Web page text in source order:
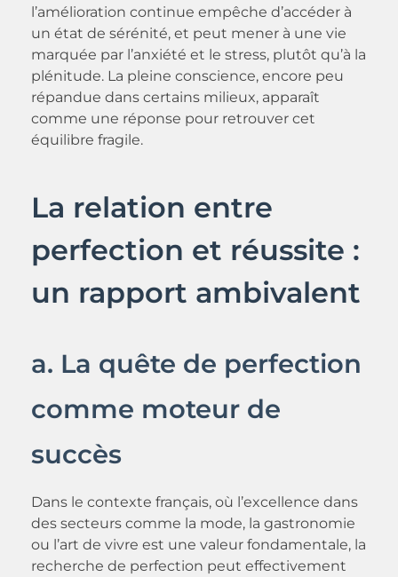
l’amélioration continue empêche d’accéder à
un état de sérénité, et peut mener à une vie
marquée par l’anxiété et le stress, plutôt qu’à la
plénitude. La pleine conscience, encore peu
répandue dans certains milieux, apparaît
comme une réponse pour retrouver cet
équilibre fragile.
La relation entre
perfection et réussite :
un rapport ambivalent
a. La quête de perfection
comme moteur de
succès
Dans le contexte français, où l’excellence dans
des secteurs comme la mode, la gastronomie
ou l’art de vivre est une valeur fondamentale, la
recherche de perfection peut effectivement